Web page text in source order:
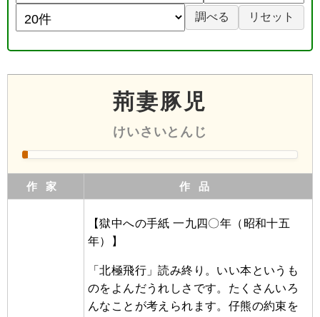
荊妻豚児
けいさいとんじ
作家 作品
【獄中への手紙 一九四〇年（昭和十五
年）】
「北極飛行」読み終り。いい本というも
のをよんだうれしさです。たくさんいろ
んなことが考えられます。仔熊の約束を